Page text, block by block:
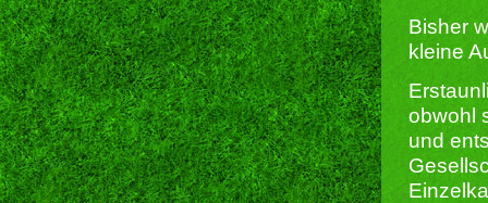
Bisher
kleine
obwohl
und